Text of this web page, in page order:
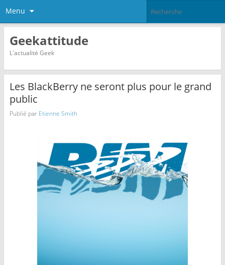
Menu
Geekattitude
L'actualité Geek
Les BlackBerry ne seront plus pour le grand
public
Publié par Etienne Smith